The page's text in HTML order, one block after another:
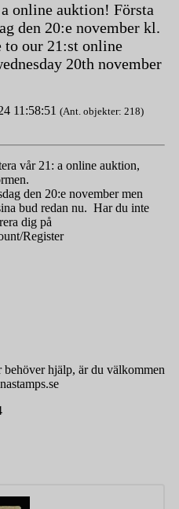
online auktion! Första
den 20:e november kl.
to our 21:st online
20th november
11:58:51 (Ant. objekter: 218)
vår 21: a online auktion,
den 20:e november men
bud redan nu. Har du inte
dig på
Register
hjälp, är du välkommen